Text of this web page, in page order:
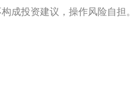
成投资建议，操作风险自担